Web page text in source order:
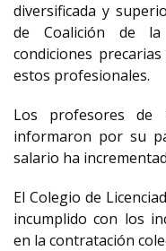
diversificada y
de Coalición de la
condiciones
estos profesionales.
Los profesores de
informaron por su
salario ha
El Colegio de
incumplido con los
en la contratación